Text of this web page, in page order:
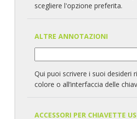
scegliere l'opzione preferita.
ALTRE ANNOTAZIONI
Qui puoi scrivere i suoi desideri
colore o all’interfaccia delle
ACCESSORI PER CHIAVETTE